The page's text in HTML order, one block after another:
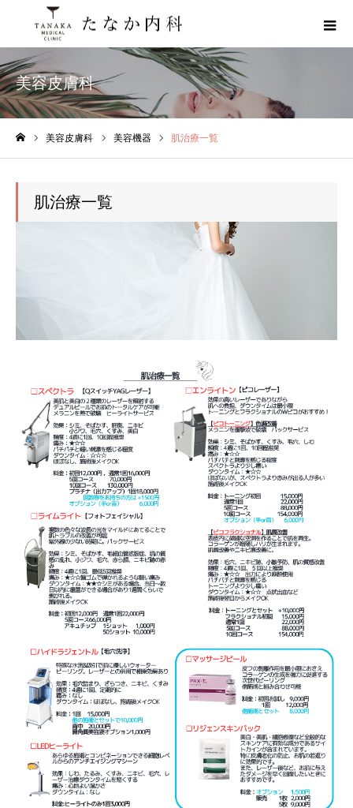
美容皮膚科
美容皮膚科 美容機器 肌治療一覧
肌治療一覧